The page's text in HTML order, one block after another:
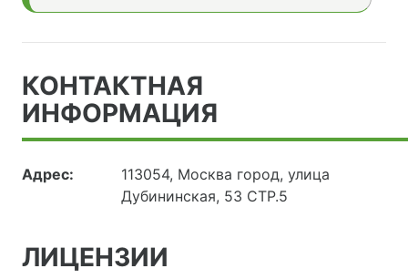
КОНТАКТНАЯ
ИНФОРМАЦИЯ
Адрес:
113054, Москва город, улица
Дубининская, 53 СТР.5
ЛИЦЕНЗИИ